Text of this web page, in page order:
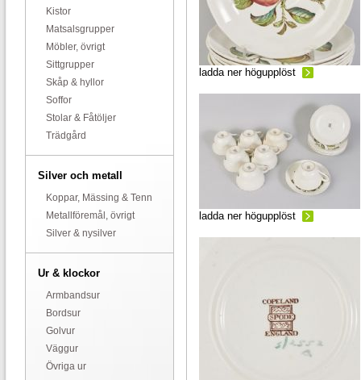
Kistor
Matsalsgrupper
Möbler, övrigt
Sittgrupper
Skåp & hyllor
Soffor
Stolar & Fåtöljer
Trädgård
Silver och metall
Koppar, Mässing & Tenn
Metallföremål, övrigt
Silver & nysilver
Ur & klockor
Armbandsur
Bordsur
Golvur
Väggur
Övriga ur
ladda ner högupplöst
ladda ner högupplöst